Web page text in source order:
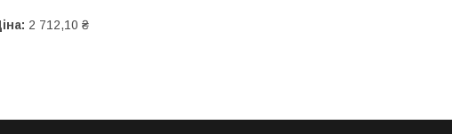
2 712,10 ₴